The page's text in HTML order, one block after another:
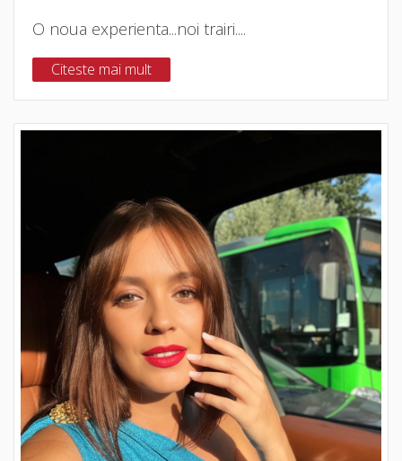
O noua experienta...noi trairi....
Citeste mai mult